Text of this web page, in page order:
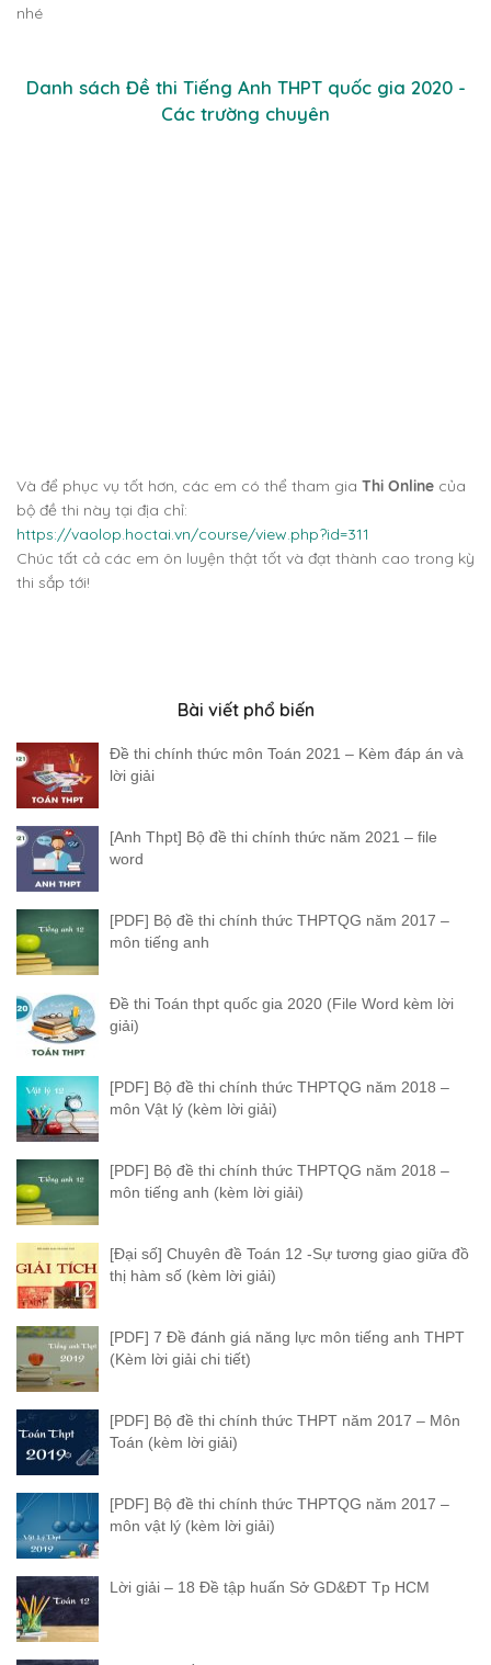
nhé
Danh sách Đề thi Tiếng Anh THPT quốc gia 2020 -
Các trường chuyên
Và để phục vụ tốt hơn, các em có thể tham gia Thi Online của
bộ đề thi này tại địa chỉ:
https://vaolop.hoctai.vn/course/view.php?id=311
Chúc tất cả các em ôn luyện thật tốt và đạt thành cao trong kỳ
thi sắp tới!
Bài viết phổ biến
Đề thi chính thức môn Toán 2021 – Kèm đáp án và
lời giải
[Anh Thpt] Bộ đề thi chính thức năm 2021 – file
word
[PDF] Bộ đề thi chính thức THPTQG năm 2017 –
môn tiếng anh
Đề thi Toán thpt quốc gia 2020 (File Word kèm lời
giải)
[PDF] Bộ đề thi chính thức THPTQG năm 2018 –
môn Vật lý (kèm lời giải)
[PDF] Bộ đề thi chính thức THPTQG năm 2018 –
môn tiếng anh (kèm lời giải)
[Đại số] Chuyên đề Toán 12 -Sự tương giao giữa đồ
thị hàm số (kèm lời giải)
[PDF] 7 Đề đánh giá năng lực môn tiếng anh THPT
(Kèm lời giải chi tiết)
[PDF] Bộ đề thi chính thức THPT năm 2017 – Môn
Toán (kèm lời giải)
[PDF] Bộ đề thi chính thức THPTQG năm 2017 –
môn vật lý (kèm lời giải)
Lời giải – 18 Đề tập huấn Sở GD&ĐT Tp HCM